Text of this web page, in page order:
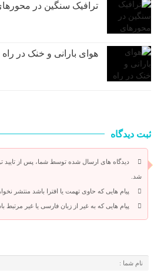
ترافیک سنگین در
هوای بارانی و خنک در راه
ثبت دیدگاه
دیدگاه های ارسال شده توسط شما، پس از
شد.
پیام هایی که حاوی تهمت یا افترا باشد منتشر
پیام هایی که به غیر از زبان فارسی یا غیر مرتبط